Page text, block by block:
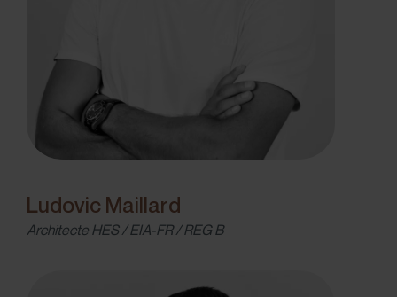
Ludovic Maillard
Architecte HES / EIA-FR / REG B